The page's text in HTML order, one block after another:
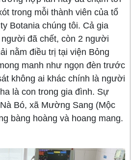
trong mỗi thành viên của tổ
Botania chúng tôi. Cả gia
đã chết, còn 2 người
nằm điều trị tại viện Bỏng
manh như ngọn đèn trước
không ai khác chính là người
là con trong gia đình. Sự
Bó, xã Mường Sang (Mộc
bàng hoàng và hoang mang.